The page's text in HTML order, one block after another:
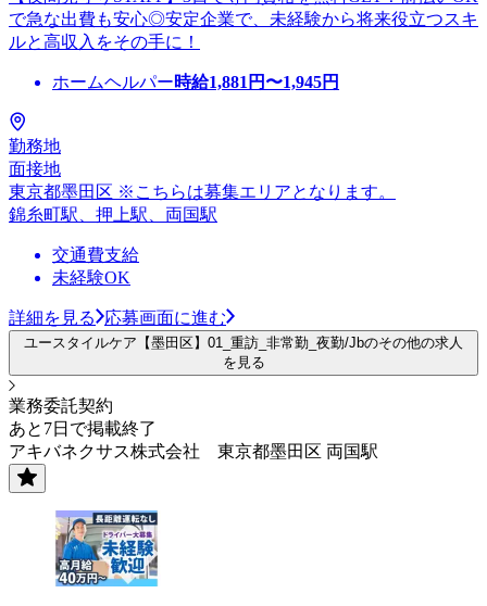
で急な出費も安心◎安定企業で、未経験から将来役立つスキ
ルと高収入をその手に！
ホームヘルパー時給1,881 円〜1,945円
勤務地
面接地
東京都墨田区 ※こちらは募集エリアとなります。
錦糸町駅、押上駅、両国駅
交通費支給
未経験OK
詳細を見る 応募画面に進む
ユースタイルケア【墨田区】01_重訪_非常勤_夜勤/Jbのその他の求人
を見る
業務委託契約
あと7日で掲載終了
アキバネクサス株式会社 東京都墨田区 両国駅